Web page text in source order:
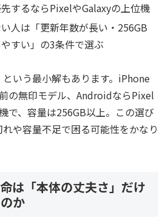
するならPixelやGalaxyの上位機
人は「更新年数が長い・256GB
すい」の3条件で選ぶ
いう最小解もあります。iPhone
の無印モデル、AndroidならPixel
で、容量は256GB以上。この選び
や容量不足で困る可能性をかなり
は「本体の丈夫さ」だけ
か